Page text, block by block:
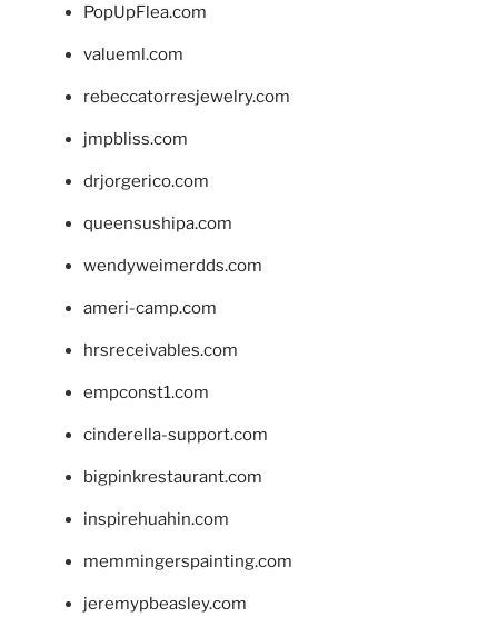
PopUpFlea.com
valueml.com
rebeccatorresjewelry.com
jmpbliss.com
drjorgerico.com
queensushipa.com
wendyweimerdds.com
ameri-camp.com
hrsreceivables.com
empconst1.com
cinderella-support.com
bigpinkrestaurant.com
inspirehuahin.com
memmingerspainting.com
jeremypbeasley.com